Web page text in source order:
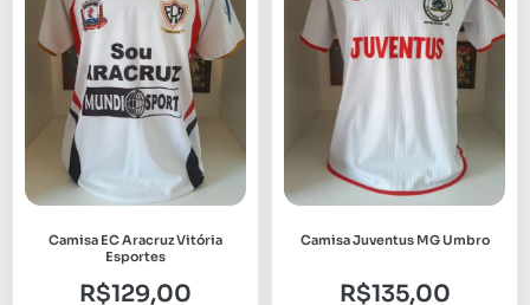
Camisa EC Aracruz Vitória
Esportes
R$129,00
Camisa Juventus MG Umbro
R$135,00